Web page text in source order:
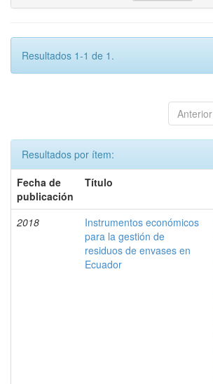
Resultados 1-1 de 1.
Anterior
Resultados por ítem:
Fecha de
publicación
Título
2018
Instrumentos económicos
para la gestión de
residuos de envases en
Ecuador